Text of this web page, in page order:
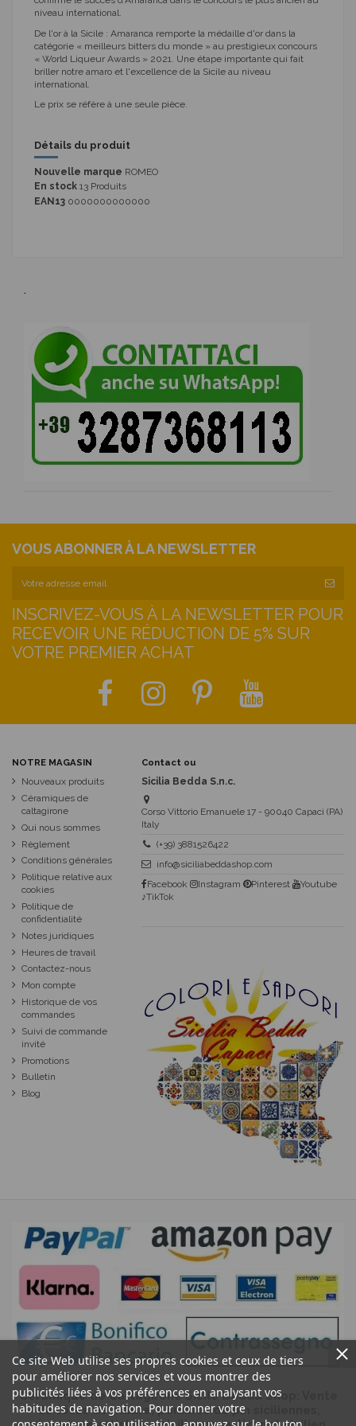
niveau international.
De l'or à la Sicile : Amaranca remporte la médaille d'or dans la
catégorie « meilleurs bitters du monde » au prestigieux concours
« World Liqueur Awards » 2021. Une étape importante qui fait
briller notre amaro et l'excellence de la Sicile au niveau
international.
Le prix se réfère à une seule pièce.
Détails du produit
Nouvelle marque ROMEO
En stock 13 Produits
EAN13 0000000000000
VOUS ABONNER À LA NEWSLETTER
INSCRIVEZ-VOUS À LA NEWSLETTER POUR
RECEVOIR UNE RÉDUCTION DE 5% SUR
VOTRE PREMIER ACHAT
Ce site Web utilise ses propres cookies et ceux de tiers
pour améliorer nos services et vous montrer des
publicités liées à vos préférences en analysant vos
habitudes de navigation. Pour donner votre
NOTRE MAGASIN
Nouveaux produits
Céramiques de
caltagirone
Qui nous sommes
Règlement
Conditions générales
Politique relative aux
cookies
Politique de
confidentialité
Notes juridiques
Heures de travail
Contactez-nous
Mon compte
Historique de vos
commandes
Suivi de commande
invité
Promotions
Bulletin
Blog
Contact ou
Sicilia Bedda S.n.c.
Corso Vittorio Emanuele 17 - 90040 Capaci (PA)
Italy
(+39) 3881526422
info@siciliabeddashop.com
Facebook
Instagram Pinterest
Youtube
♪TikTok
Céramique de Caltagirone Sicile Bedda Shop: Vente
de têtes de maure, pommes de pin siciliennes,